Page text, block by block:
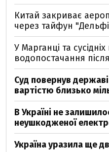
Китай закриває
через тайфун
У Марганці та
водопостачання
Суд повернув
вартістю близько
В Україні не
неушкодженої
Україна уразила ще